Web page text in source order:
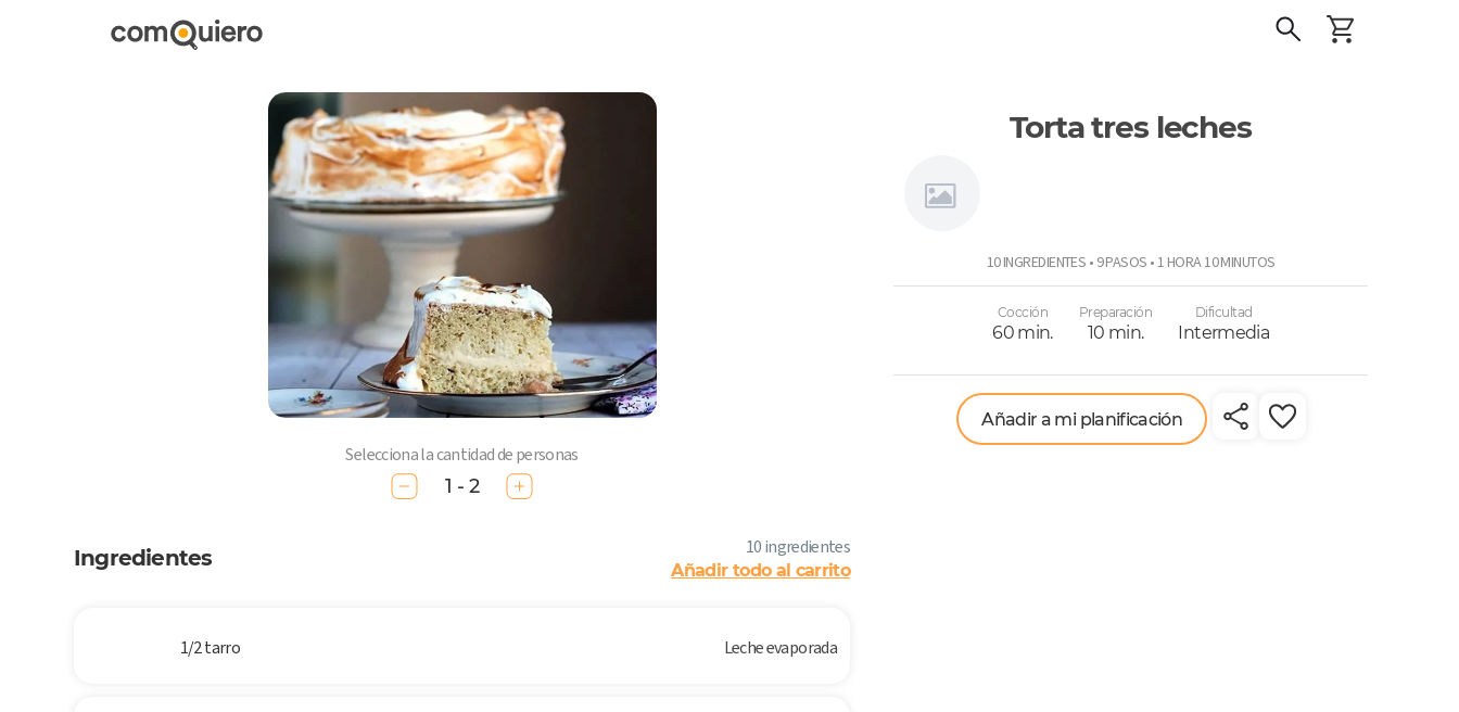
Torta tres leches
10 INGREDIENTES • 9 PASOS • 1 HORA 10 MINUTOS
Cocción
60 min.
Preparación
10 min.
Dificultad
Intermedia
Añadir a mi planificación
Selecciona la cantidad de personas
1 - 2
Ingredientes 10 ingredientes
Añadir todo al carrito
1/2 tarro Leche evaporada